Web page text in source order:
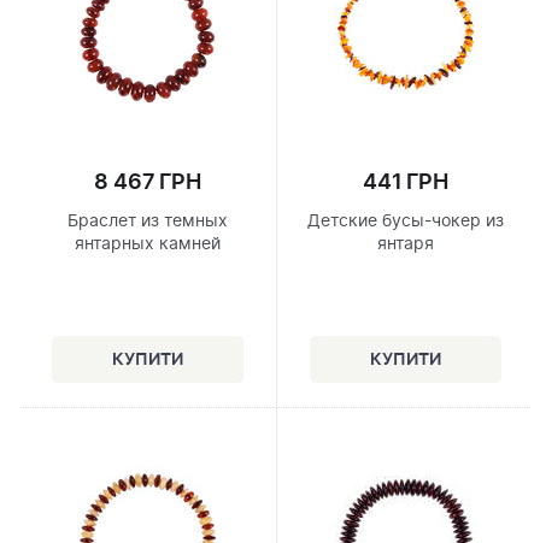
8 467 ГРН
Браслет из темных
янтарных камней
441 ГРН
Детские бусы-чокер из
янтаря